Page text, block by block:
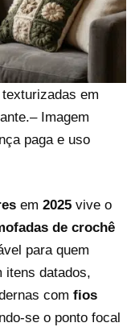
em
Imagem
paga e uso
em 2025 vive o
de crochê
para quem
itens datados,
com fios
se o ponto focal